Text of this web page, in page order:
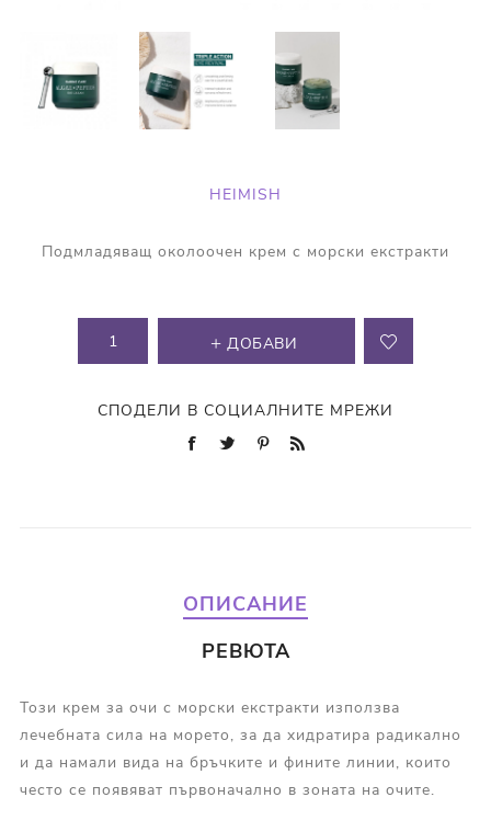
HEIMISH
Подмладяващ околоочен крем с морски екстракти
ДОБАВИ
СПОДЕЛИ В СОЦИАЛНИТЕ МРЕЖИ
ОПИСАНИЕ
РЕВЮТА
Този крем за очи с морски екстракти използва
лечебната сила на морето, за да хидратира радикално
и да намали вида на бръчките и фините линии, които
често се появяват първоначално в зоната на очите.